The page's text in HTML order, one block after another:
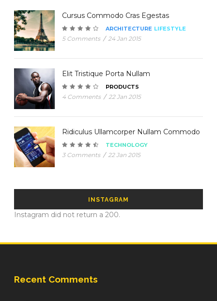
Cursus Commodo Cras Egestas
ARCHITECTURE LIFESTYLE
5 Comments / 24 Jan 2015
Elit Tristique Porta Nullam
PRODUCTS
4 Comments / 22 Jan 2015
Ridiculus Ullamcorper Nullam Commodo
TECHNOLOGY
3 Comments / 22 Jan 2015
INSTAGRAM
Instagram did not return a 200.
Recent Comments